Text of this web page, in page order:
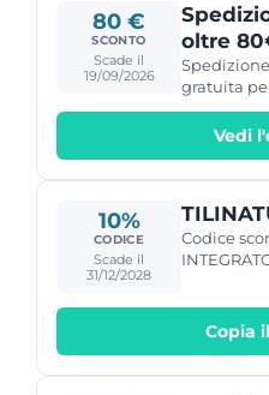
80 €
SCONTO
Scade il
19/09/2026
oltre
gratuita
Vedi
10%
CODICE
Scade il
31/12/2028
Codice
Copia